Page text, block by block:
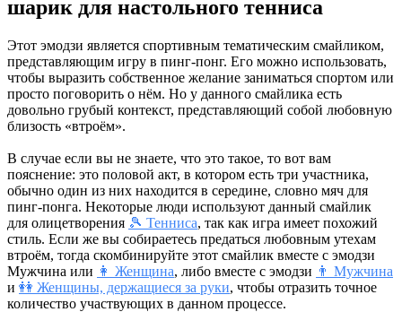
шарик для настольного тенниса
Этот эмодзи является спортивным тематическим смайликом,
представляющим игру в пинг-понг. Его можно использовать,
чтобы выразить собственное желание заниматься спортом или
просто поговорить о нём. Но у данного смайлика есть
довольно грубый контекст, представляющий собой любовную
близость «втроём».
В случае если вы не знаете, что это такое, то вот вам
пояснение: это половой акт, в котором есть три участника,
обычно один из них находится в середине, словно мяч для
пинг-понга. Некоторые люди используют данный смайлик
для олицетворения 🎾 Тенниса, так как игра имеет похожий
стиль. Если же вы собираетесь предаться любовным утехам
втроём, тогда скомбинируйте этот смайлик вместе с эмодзи
Мужчина или 👩 Женщина, либо вместе с эмодзи 👨 Мужчина
и 👭 Женщины, держащиеся за руки, чтобы отразить точное
количество участвующих в данном процессе.